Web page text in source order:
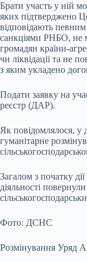
Брати участь у ній
яких підтверджено
відповідають певним
санкціями РНБО, не
громадян країни-
чи ліквідації та не
з яким укладено
Подати заявку на
реєстр (ДАР).
Як повідомлялося, у
гуманітарне
Загалом з початку
діяльності
Фото: ДСНС
Розмінування Уряд